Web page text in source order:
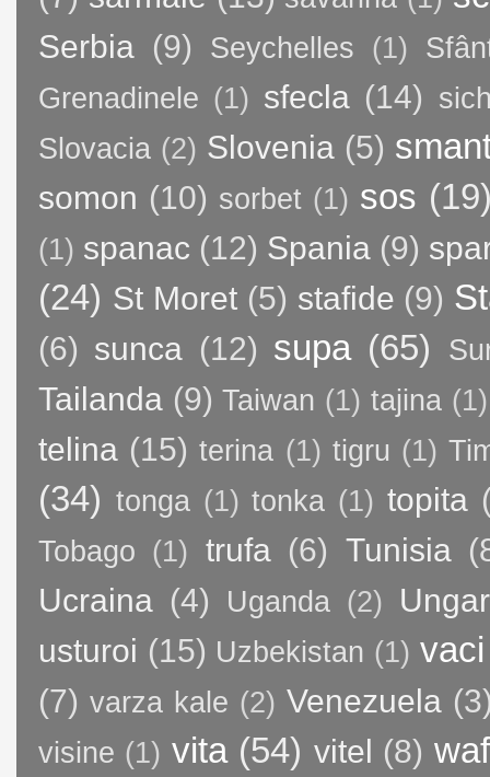
Serbia (9) Seychelles (1)
Grenadinele (1) sfecla (14)
Slovacia (2) Slovenia (5)
somon (10) sorbet (1) sos
(1) spanac (12) Spania (9)
(24) St Moret (5) stafide (9)
(6) sunca (12) supa (65)
Tailanda (9) Taiwan (1) tajina (1)
telina (15) terina (1) tigru (1)
(34) tonga (1) tonka (1) topita
Tobago (1) trufa (6) Tunisia
Ucraina (4) Uganda (2)
usturoi (15) Uzbekistan (1) vaci
(7) varza kale (2) Venezuela
visine (1) vita (54) vitel (8)